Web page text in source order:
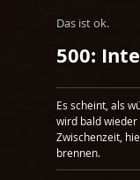
Das ist ok.
500:
Es scheint, als
wird bald wieder
Zwischenzeit,
brennen.